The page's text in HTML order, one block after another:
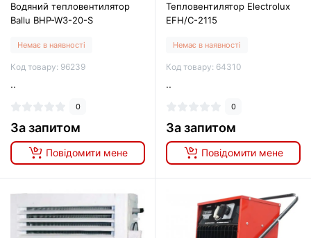
Водяний тепловентилятор
Ballu BHP-W3-20-S
Немає в наявності
Код товару: 96239
..
0
За запитом
Повідомити мене
Тепловентилятор Electrolux
EFH/C-2115
Немає в наявності
Код товару: 64310
..
0
За запитом
Повідомити мене